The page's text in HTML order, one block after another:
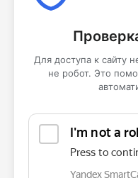
Для доступа к сайту
не робот. Это